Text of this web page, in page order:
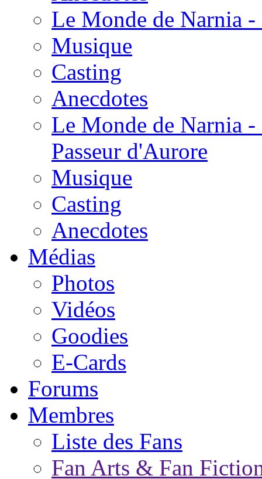
Le Monde de Narnia
Musique
Casting
Anecdotes
Le Monde de Narnia
Passeur d'Aurore
Musique
Casting
Anecdotes
Médias
Photos
Vidéos
Goodies
E-Cards
Forums
Membres
Liste des Fans
Fan Arts & Fan